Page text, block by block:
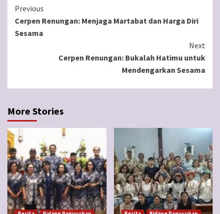
Continue
Reading
Previous
Cerpen Renungan: Menjaga Martabat dan Harga Diri
Sesama
Next
Cerpen Renungan: Bukalah Hatimu untuk
Mendengarkan Sesama
More Stories